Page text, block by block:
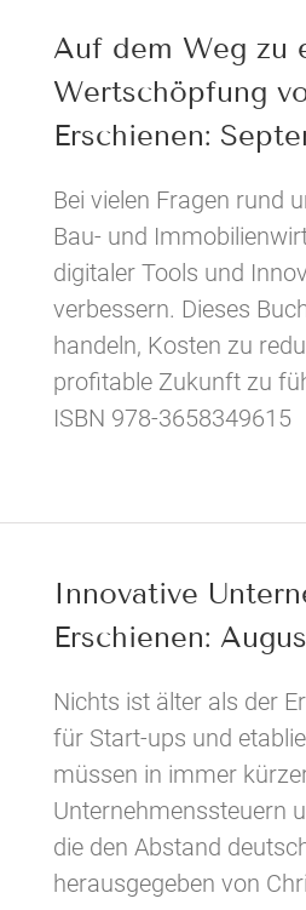
Auf dem Weg zu
Wertschöpfung
Erschienen:
Bei vielen Fragen rund
Bau- und
digitaler Tools und
verbessern. Dieses
handeln, Kosten zu
profitable Zukunft zu
ISBN 978-3658349615
Innovative
Erschienen:
Nichts ist älter als der
für Start-ups und
müssen in immer
Unternehmenssteuern
die den Abstand
herausgegeben von